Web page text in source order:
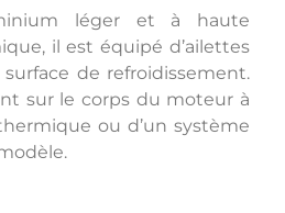
léger et à haute
il est équipé d’ailettes
de refroidissement.
sur le corps du moteur à
ou d’un système